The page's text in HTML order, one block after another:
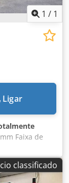
1 / 1
Ligar
Faixa de
de
Sex Ablsha
classificado